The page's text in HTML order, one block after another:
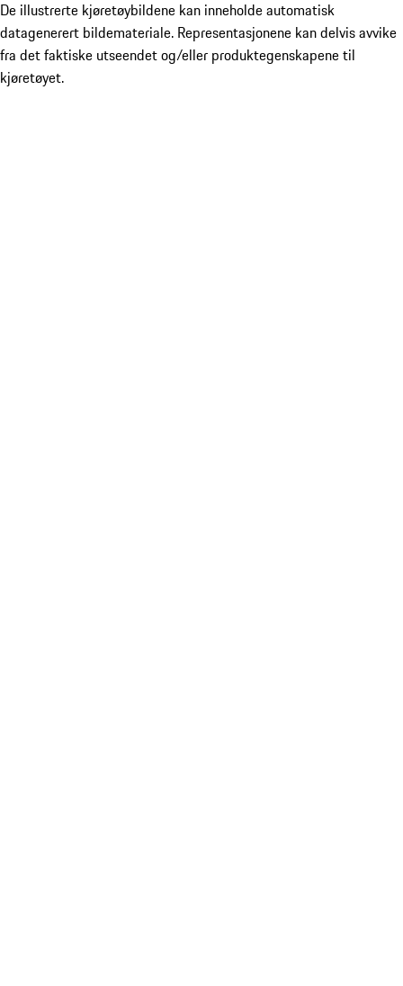
De illustrerte kjøretøybildene kan inneholde automatisk
datagenerert bildemateriale. Representasjonene kan delvis avvike
fra det faktiske utseendet og/eller produktegenskapene til
kjøretøyet.